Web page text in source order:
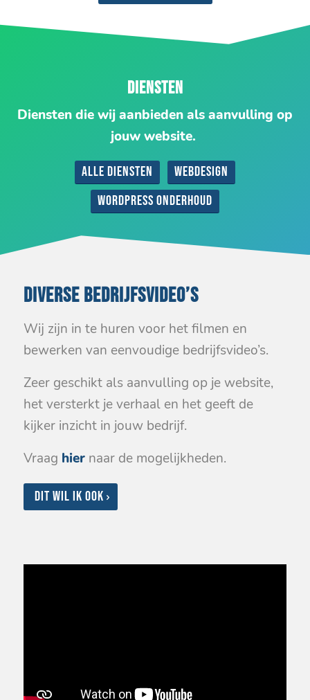
DIENSTEN
Diensten die wij aanbieden als aanvulling op
jouw website.
Alle diensten
Webdesign
WordPress onderhoud
DIVERSE BEDRIJFSVIDEO’S
Wij zijn in te huren voor het filmen en
bewerken van eenvoudige bedrijfsvideo’s.
Zeer geschikt als aanvulling op je website,
het versterkt je verhaal en het geeft de
kijker inzicht in jouw bedrijf.
Vraag hier naar de mogelijkheden.
Dit wil ik ook